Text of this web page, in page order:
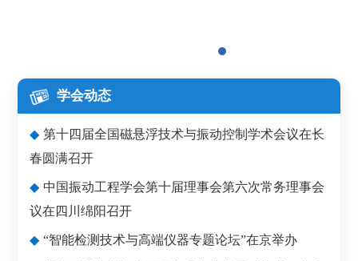
学会动态
◆ 第十四届全国磁悬浮技术与振动控制学术会议在长
春圆满召开
◆ 中国振动工程学会第十届理事会第六次常务理事会
议在四川绵阳召开
◆ “智能检测技术与高端仪器专题论坛”在京举办